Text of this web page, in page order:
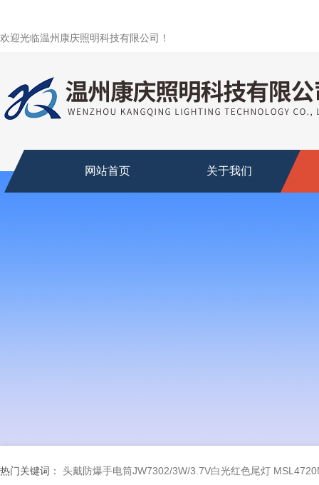
欢迎光临温州康庆照明科技有限公司！
网站首页 关于我们
热门关键词： 头戴防爆手电筒JW7302/3W/3.7V白光红色尾灯